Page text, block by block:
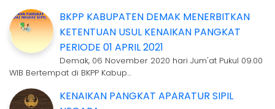
BKPP KABUPATEN DEMAK MENERBITKAN
KETENTUAN USUL KENAIKAN PANGKAT
PERIODE 01 APRIL 2021
Demak, 06 November 2020 hari Jum'at Pukul 09.00
WIB Bertempat di BKPP Kabup…
KENAIKAN PANGKAT APARATUR SIPIL